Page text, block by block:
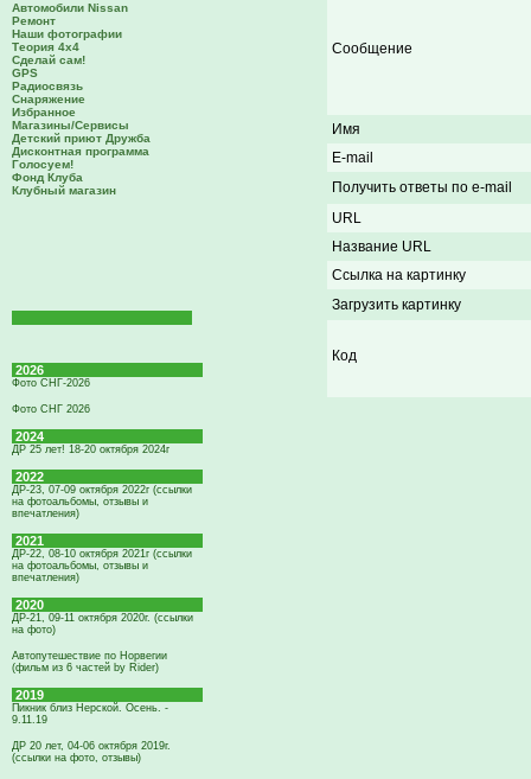
Автомобили Nissan
Ремонт
Наши фотографии
Теория 4х4
Сделай сам!
GPS
Радиосвязь
Снаряжение
Избранное
Магазины/Сервисы
Детский приют Дружба
Дисконтная программа
Голосуем!
Фонд Клуба
Клубный магазин
2026
Фото СНГ-2026
Фото СНГ 2026
2024
ДР 25 лет! 18-20 октября 2024г
2022
ДР-23, 07-09 октября 2022г (ссылки
на фотоальбомы, отзывы и
впечатления)
2021
ДР-22, 08-10 октября 2021г (ссылки
на фотоальбомы, отзывы и
впечатления)
2020
ДР-21, 09-11 октября 2020г. (ссылки
на фото)
Автопутешествие по Норвегии
(фильм из 6 частей by Rider)
2019
Пикник близ Нерской. Осень. -
9.11.19
ДР 20 лет, 04-06 октября 2019г.
(ссылки на фото, отзывы)
Сообщение
Имя
E-mail
Получить ответы по e-mail
URL
Название URL
Ссылка на картинку
Загрузить картинку
Код